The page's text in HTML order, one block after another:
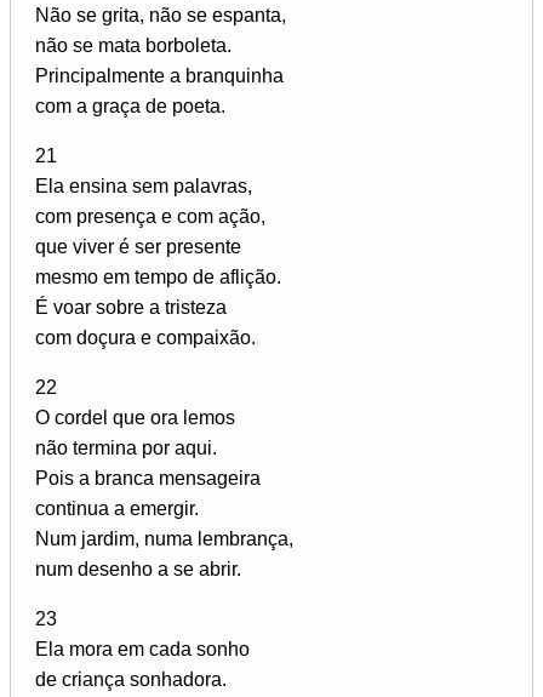
Não se grita, não se espanta,
não se mata borboleta.
Principalmente a branquinha
com a graça de poeta.
21
Ela ensina sem palavras,
com presença e com ação,
que viver é ser presente
mesmo em tempo de aflição.
É voar sobre a tristeza
com doçura e compaixão.
22
O cordel que ora lemos
não termina por aqui.
Pois a branca mensageira
continua a emergir.
Num jardim, numa lembrança,
num desenho a se abrir.
23
Ela mora em cada sonho
de criança sonhadora.